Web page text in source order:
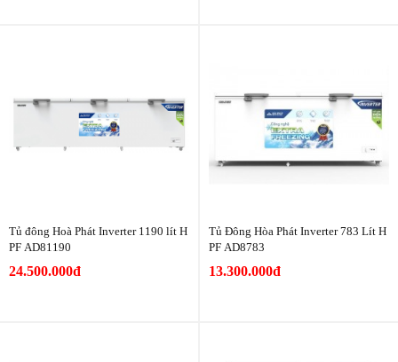
Tủ đông Hoà Phát Inverter 1190 lít H
PF AD81190
24.500.000đ
Tủ Đông Hòa Phát Inverter 783 Lít H
PF AD8783
13.300.000đ